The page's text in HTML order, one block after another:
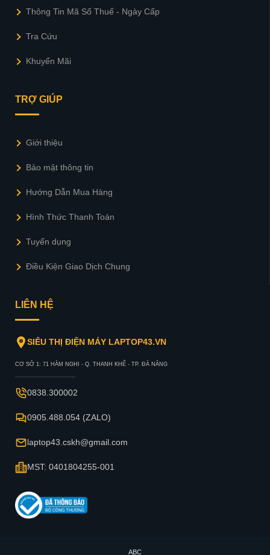
Thông Tin Mã Số Thuế - Ngày Cấp
Tra Cứu
Khuyến Mãi
TRỢ GIÚP
Giới thiệu
Bảo mật thông tin
Hướng Dẫn Mua Hàng
Hình Thức Thanh Toán
Tuyển dụng
Điều Kiện Giao Dịch Chung
LIÊN HỆ
SIÊU THỊ ĐIỆN MÁY LAPTOP43.VN
CƠ SỞ 1: 71 HÀM NGHI - Q. THANH KHẾ - TP. ĐÀ NẴNG
0838.300002
0905.488.054 (ZALO)
laptop43.cskh@gmail.com
MST: 0401804255-001
ABC